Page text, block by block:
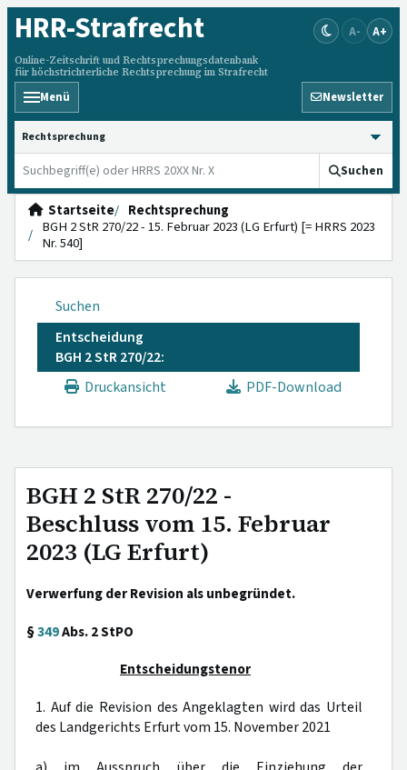
HRR-Strafrecht
Online-Zeitschrift und Rechtsprechungsdatenbank
für höchstrichterliche Rechtsprechung im Strafrecht
A- A+
Menü Newsletter
HRRS durchsuchen
Suchen
Startseite
Rechtsprechung
BGH 2 StR 270/22 - 15. Februar 2023 (LG Erfurt) [= HRRS 2023
Nr. 540]
Suchen
Entscheidung
BGH 2 StR 270/22:
Druckansicht
PDF-Download
BGH 2 StR 270/22 -
Beschluss vom 15. Februar
2023 (LG Erfurt)
Verwerfung der Revision als unbegründet.
§349Abs. 2 StPO
Entscheidungstenor
1. Auf die Revision des Angeklagten wird das Urteil
des Landgerichts Erfurt vom 15. November 2021